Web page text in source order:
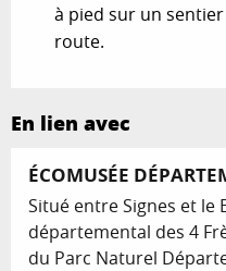
à pied sur un
route.
En lien avec
ÉCOMUSÉE
Situé entre Signes et le
départemental des 4
du Parc Naturel